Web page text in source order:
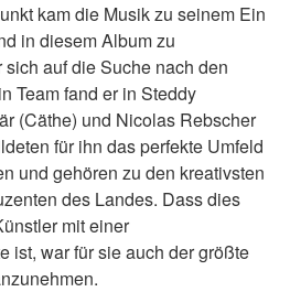
kam die Musik zu seinem Ein
in diesem Album zu
auf die Suche nach den
Team fand er in Steddy
(Cäthe) und Nicolas Rebscher
für ihn das perfekte Umfeld
und gehören zu den kreativsten
des Landes. Dass dies
mit einer
ist, war für sie auch der größte